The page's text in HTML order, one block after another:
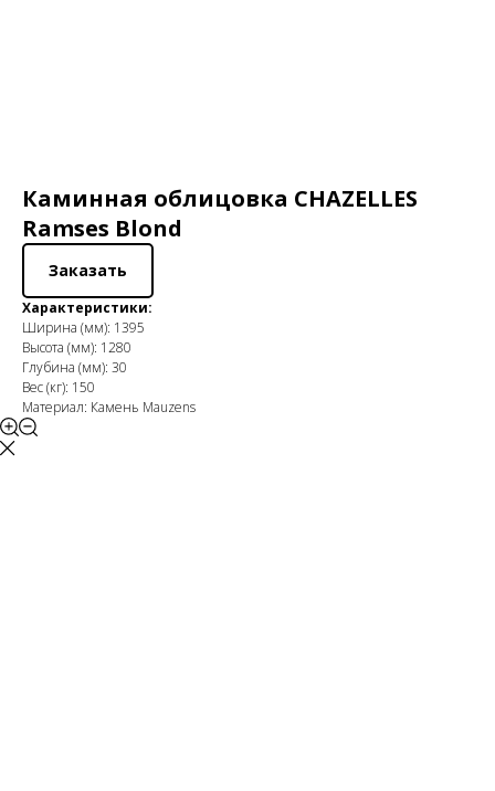
Каминная облицовка CHAZELLES
Ramses Blond
Заказать
Характеристики:
Ширина (мм): 1395
Высота (мм): 1280
Глубина (мм): 30
Вес (кг): 150
Материал: Камень Mauzens